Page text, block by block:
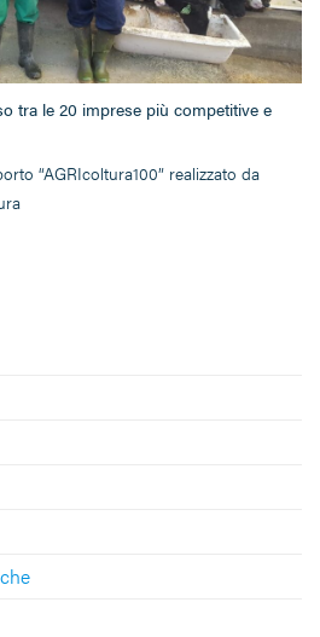
tra le 20 imprese più competitive e
“AGRIcoltura100” realizzato da